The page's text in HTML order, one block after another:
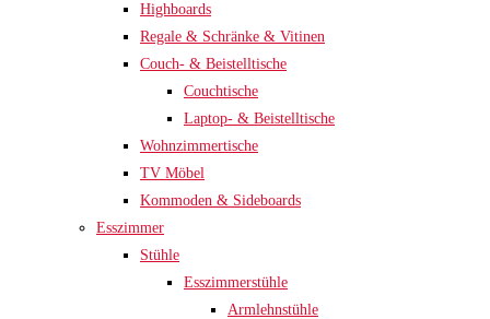
Highboards
Regale & Schränke & Vitinen
Couch- & Beistelltische
Couchtische
Laptop- & Beistelltische
Wohnzimmertische
TV Möbel
Kommoden & Sideboards
Esszimmer
Stühle
Esszimmerstühle
Armlehnstühle